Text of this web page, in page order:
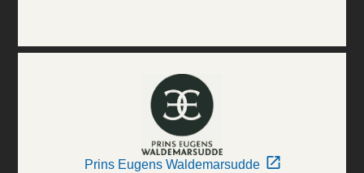
Prins Eugens Waldemarsudde